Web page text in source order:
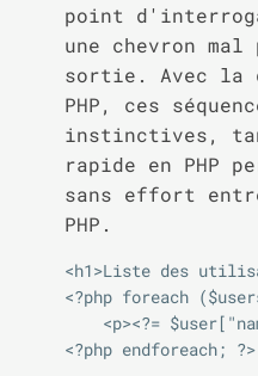
point
une chevron
sortie. Avec la
PHP, ces
instinctives,
rapide en PHP
sans effort
PHP.
<h1>Liste des
<?php foreach
<?php endforeach; ?>